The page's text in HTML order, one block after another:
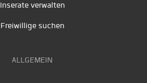
Inserate verwalten
Freiwillige suchen
ALLGEMEIN